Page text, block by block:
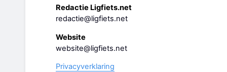
Redactie Ligfiets.net
redactie@ligfiets.net
Website
website@ligfiets.net
Privacyverklaring